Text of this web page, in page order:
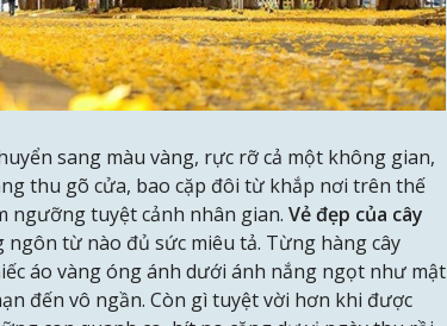
sang màu vàng, rực rỡ cả một không gian,
thu gõ cửa, bao cặp đôi từ khắp nơi trên thế
ngưỡng tuyệt cảnh nhân gian. Vẻ đẹp của cây
ngôn từ nào đủ sức miêu tả. Từng hàng cây
áo vàng óng ánh dưới ánh nắng ngọt như mật
đến vô ngần. Còn gì tuyệt vời hơn khi được